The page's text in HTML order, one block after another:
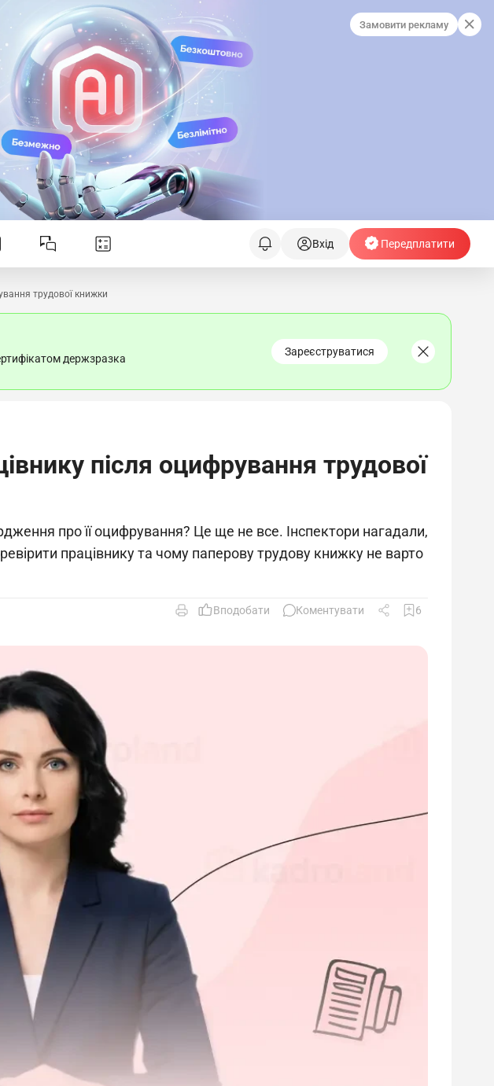
Замовити рекламу
Вхід Передплатити
трудової книжки
держзразка
Зареєструватися
після оцифрування трудової
про її оцифрування? Це ще не все. Інспектори нагадали,
працівнику та чому паперову трудову книжку не варто
Вподобати Коментувати 6